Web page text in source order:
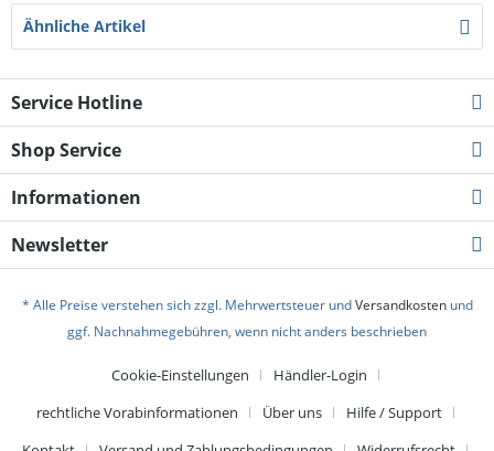
Ähnliche Artikel
Service Hotline
Shop Service
Informationen
Newsletter
* Alle Preise verstehen sich zzgl. Mehrwertsteuer undVersandkostenund
ggf. Nachnahmegebühren, wenn nicht anders beschrieben
Cookie-Einstellungen
Händler-Login
rechtliche Vorabinformationen
Über uns
Hilfe / Support